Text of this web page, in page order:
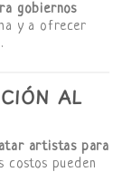
gobiernos
y a ofrecer
AL
artistas para
costos pueden